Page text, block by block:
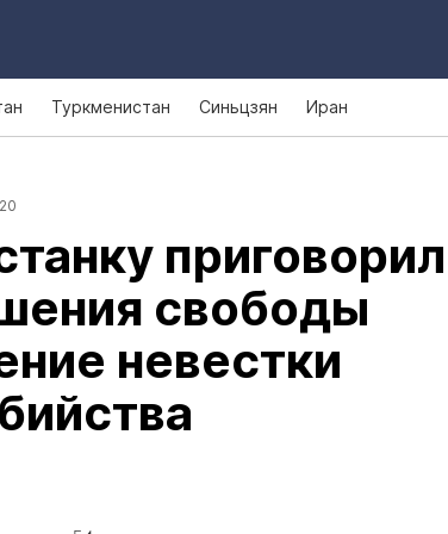
Туркменистан Синьцзян Иран
свободы
невестки